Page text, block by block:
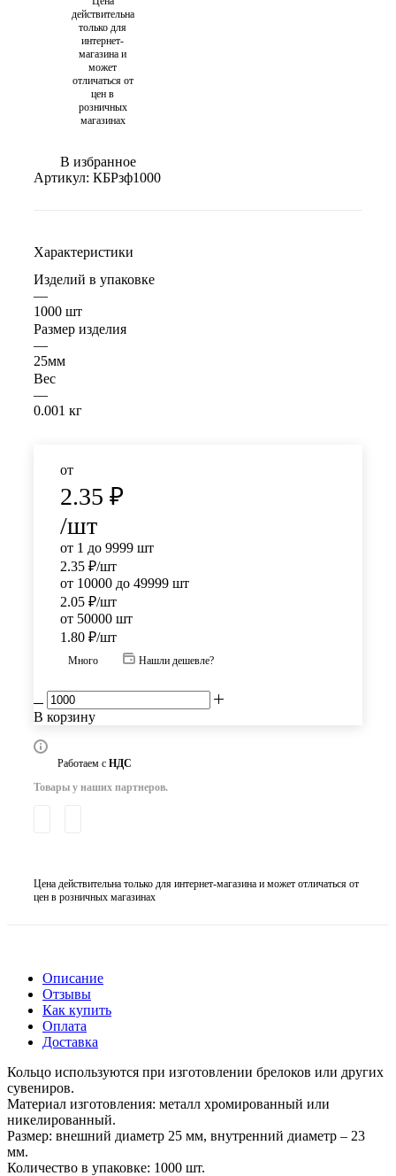
действительна
только для
интернет-
магазина и
может
отличаться от
цен в
розничных
магазинах
В избранное
Артикул: КБРзф1000
Характеристики
Изделий в упаковке
—
1000 шт
Размер изделия
—
25мм
Вес
—
0.001 кг
от
2.35 ₽
/шт
от 1 до 9999 шт
2.35 ₽/шт
от 10000 до 49999 шт
2.05 ₽/шт
от 50000 шт
1.80 ₽/шт
Много Нашли дешевле?
В корзину
Работаем с НДС
Товары у наших партнеров.
Цена действительна только для интернет-магазина и может отличаться от
цен в розничных магазинах
Описание
Отзывы
Как купить
Оплата
Доставка
Кольцо используются при изготовлении брелоков или других
сувениров.
Материал изготовления: металл хромированный или
никелированный.
Размер: внешний диаметр 25 мм, внутренний диаметр – 23
мм.
Количество в упаковке: 1000 шт.